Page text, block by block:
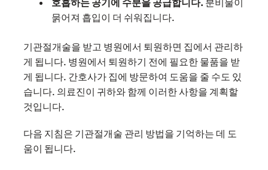
묽어져 흡입이 더 쉬워집니다.
기관절개술을 받고 병원에서 퇴원하면 집에서 관리하
게 됩니다. 병원에서 퇴원하기 전에 필요한 물품을 받
게 됩니다. 간호사가 집에 방문하여 도움을 줄 수도 있
습니다. 의료진이 귀하와 함께 이러한 사항을 계획할
것입니다.
다음 지침은 기관절개술 관리 방법을 기억하는 데 도
움이 됩니다.